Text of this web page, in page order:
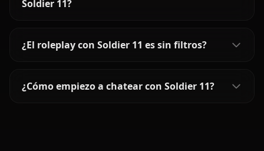
Soldier 11?
¿El roleplay con Soldier 11 es sin filtros?
¿Cómo empiezo a chatear con Soldier 11?